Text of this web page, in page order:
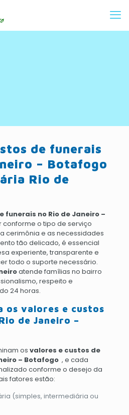
de funerais
– Botafogo
Rio de
funerais no Rio de Janeiro –
o tipo de serviço
cerimônia e as necessidades
tão delicado, é essencial
experiente, transparente e
todo o suporte necessário.
atende famílias no bairro
respeito e
24 horas.
os valores e custos
de Janeiro –
os valores e custos de
– Botafogo , e cada
conforme o desejo da
fatores estão:
(simples, intermediária ou